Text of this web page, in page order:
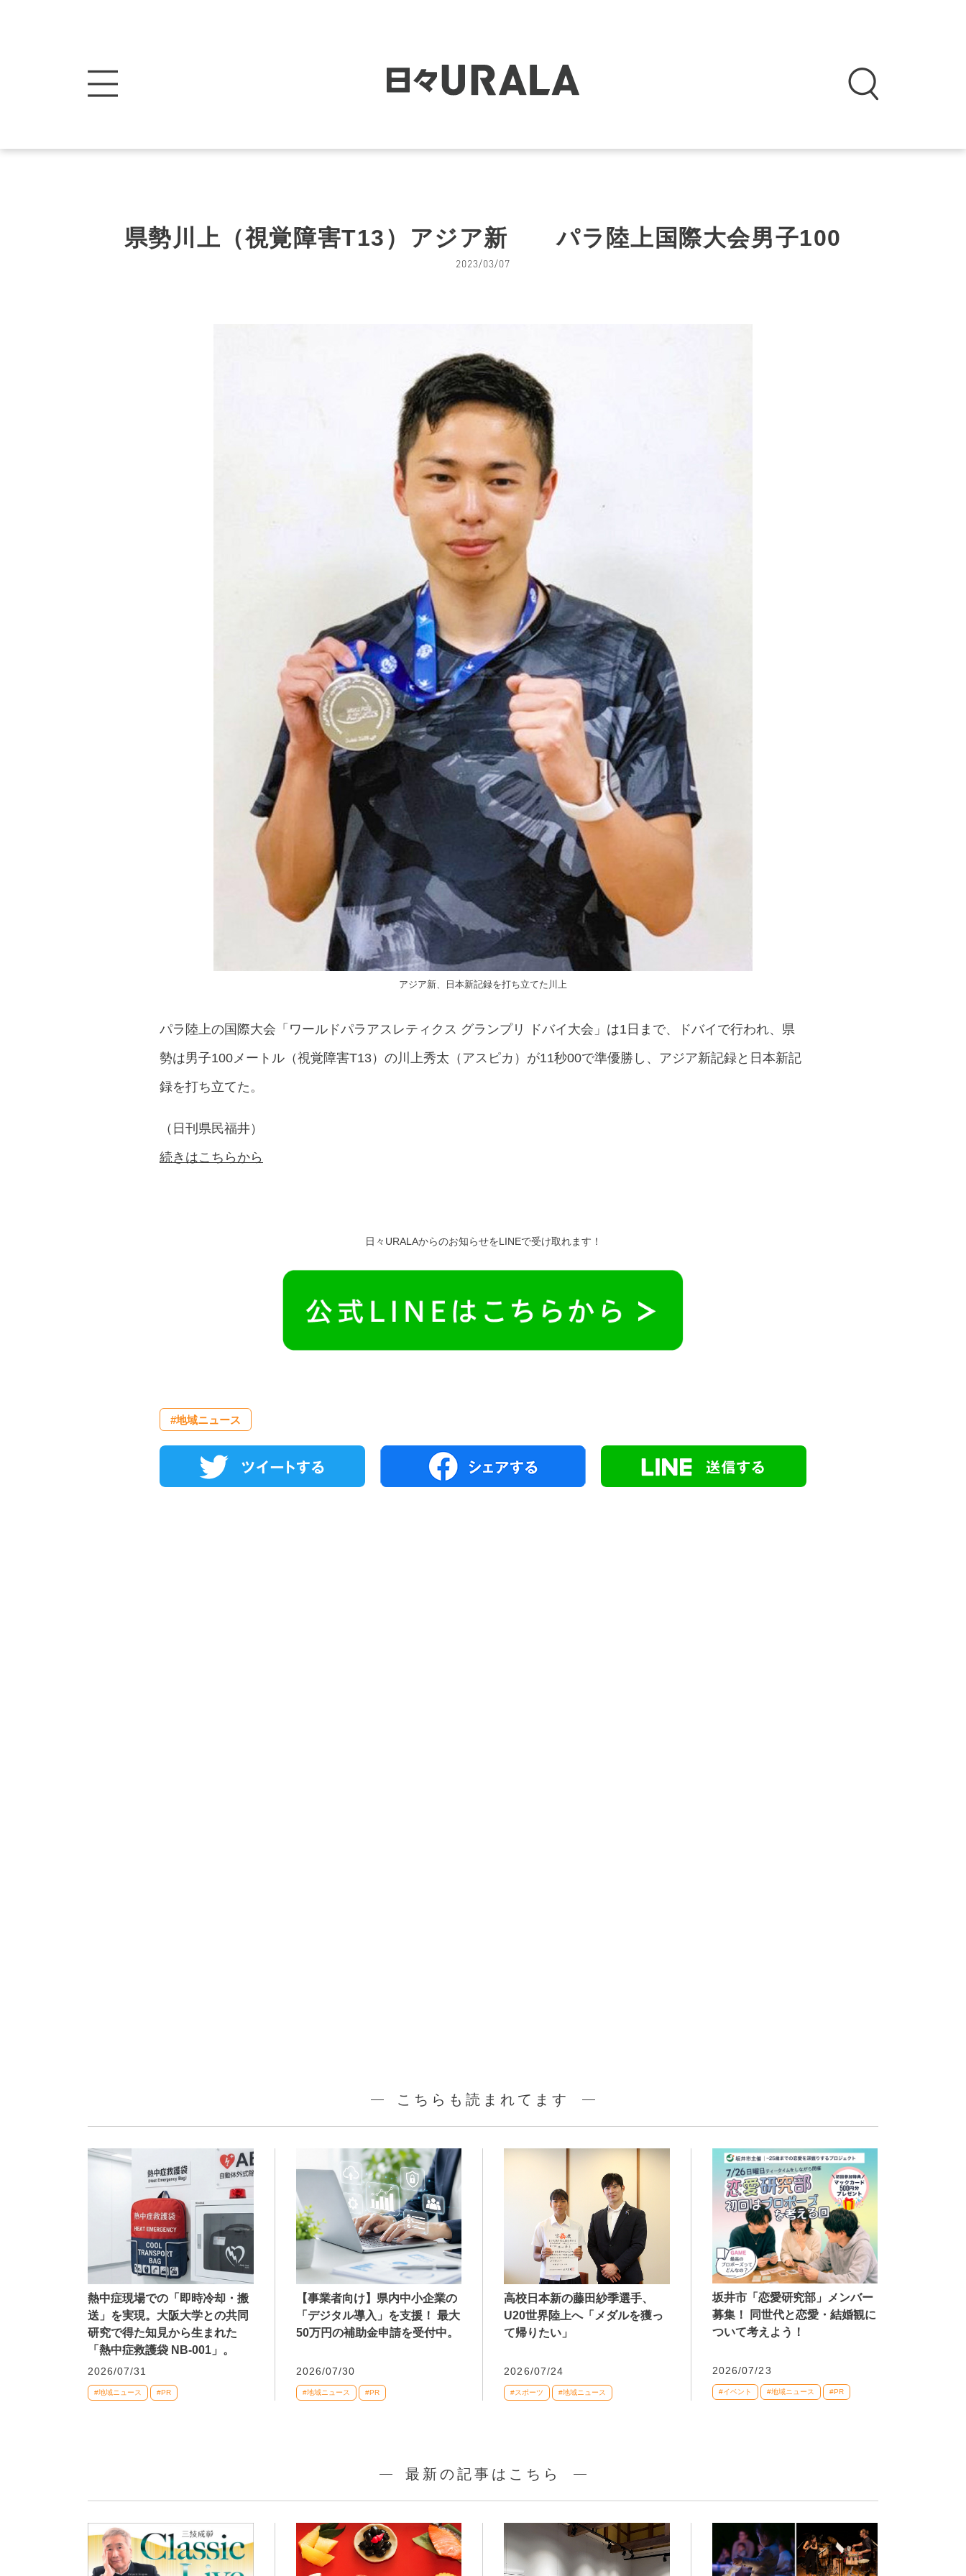
県勢川上（視覚障害T13）アジア新 パラ陸上国際大会男子100
2023/03/07
アジア新、日本新記録を打ち立てた川上
パラ陸上の国際大会「ワールドパラアスレティクス グランプリ ドバイ大会」は1日まで、ドバイで行われ、県
勢は男子100メートル（視覚障害T13）の川上秀太（アスピカ）が11秒00で準優勝し、アジア新記録と日本新記
録を打ち立てた。
（日刊県民福井）
続きはこちらから
日々URALAからのお知らせをLINEで受け取れます！
#地域ニュース
こちらも読まれてます
熱中症現場での「即時冷却・搬
送」を実現。大阪大学との共同
研究で得た知見から生まれた
「熱中症救護袋 NB-001」。
2026/07/31
#地域ニュース #PR
【事業者向け】県内中小企業の
「デジタル導入」を支援！ 最大
50万円の補助金申請を受付中。
2026/07/30
#地域ニュース #PR
高校日本新の藤田紗季選手、
U20世界陸上へ「メダルを獲っ
て帰りたい」
2026/07/24
#スポーツ #地域ニュース
坂井市「恋愛研究部」メンバー
募集！ 同世代と恋愛・結婚観に
ついて考えよう！
2026/07/23
#イベント #地域ニュース #PR
最新の記事はこちら